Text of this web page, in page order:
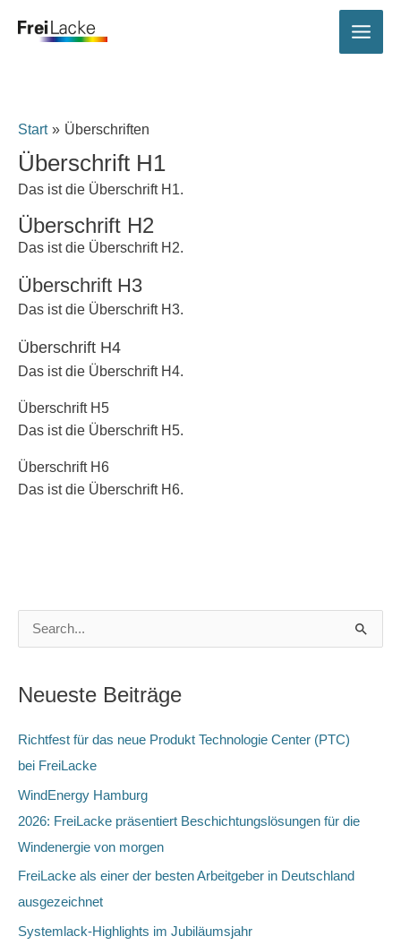
springen
Inhalt
Start Überschriften
Überschrift H1
Das ist die Überschrift H1.
Überschrift H2
Das ist die Überschrift H2.
Überschrift H3
Das ist die Überschrift H3.
Überschrift H4
Das ist die Überschrift H4.
Überschrift H5
Das ist die Überschrift H5.
Überschrift H6
Das ist die Überschrift H6.
c
e
n
n
a
c
h
Neueste Beiträge
Richtfest für das neue Produkt Technologie Center (PTC)
bei FreiLacke
WindEnergy Hamburg
2026: FreiLacke präsentiert Beschichtungslösungen für die
Windenergie von morgen
FreiLacke als einer der besten Arbeitgeber in Deutschland
ausgezeichnet
Systemlack-Highlights im Jubiläumsjahr